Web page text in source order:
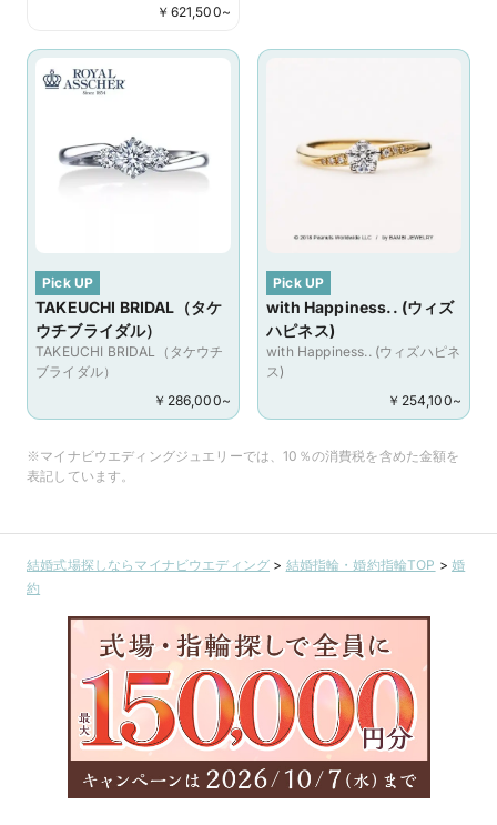
￥ 621,500~
Pick UP
TAKEUCHI BRIDAL（タケ
ウチブライダル）
TAKEUCHI BRIDAL（タケウチ
ブライダル）
￥ 286,000~
Pick UP
with Happiness.. (ウィズ
ハピネス)
with Happiness.. (ウィズハピネ
ス)
￥ 254,100~
※マイナビウエディングジュエリーでは、10％の消費税を含めた金額を
表記しています。
結婚式場探しならマイナビウエディング > 結婚指輪・婚約指輪TOP >婚
約